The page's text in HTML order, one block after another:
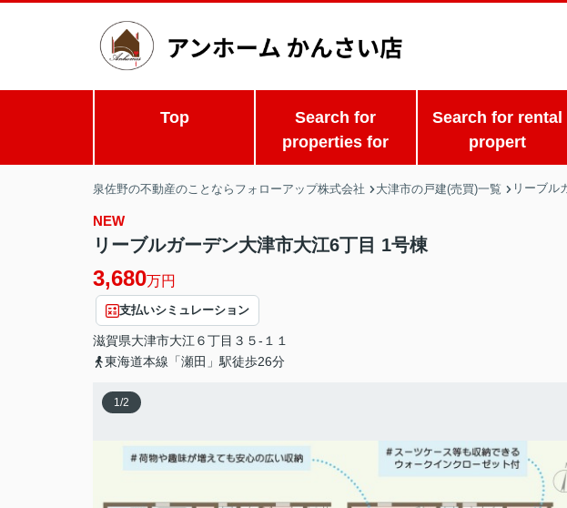
Top
Search for
properties for
Search for rental
propert
泉佐野の不動産のことならフォローアップ株式会社 大津市の戸建(売買)一覧 リーブル
NEW
リーブルガーデン大津市大江6丁目 1号棟
3,680万円
支払いシミュレーション
滋賀県大津市大江 ６丁目３５-１１
東海道本線「瀬田」駅徒歩26分
1/2